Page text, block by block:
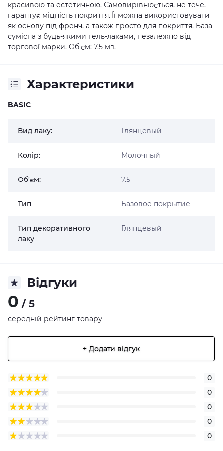
красивою та естетичною. Самовирівнюється, не тече,
гарантує міцність покриття. Її можна використовувати
як основу під френч, а також просто для покриття. База
сумісна з будь-якими гель-лаками, незалежно від
торгової марки. Об'єм: 7.5 мл.
Характеристики
BASIC
Вид лаку: Глянцевый
Колір: Молочный
Об'єм: 7.5
Тип Базовое покрытие
Тип декоративного
лаку
Глянцевый
Відгуки
0 / 5
середній рейтинг товару
+ Додати відгук
0
0
0
0
0